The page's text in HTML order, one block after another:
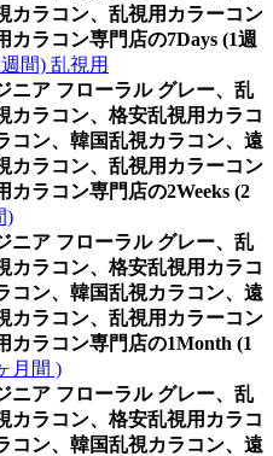
カラコン、乱視用カラーコン
カラコン専門店の7Days (1週
間) 乱視用
ニア フローラル グレー、乱
カラコン、格安乱視用カラコ
コン、韓国乱視カラコン、遠
カラコン、乱視用カラーコン
カラコン専門店の2Weeks (2
)
ニア フローラル グレー、乱
カラコン、格安乱視用カラコ
コン、韓国乱視カラコン、遠
カラコン、乱視用カラーコン
カラコン専門店の1Month (1
月間 )
ニア フローラル グレー、乱
カラコン、格安乱視用カラコ
コン、韓国乱視カラコン、遠